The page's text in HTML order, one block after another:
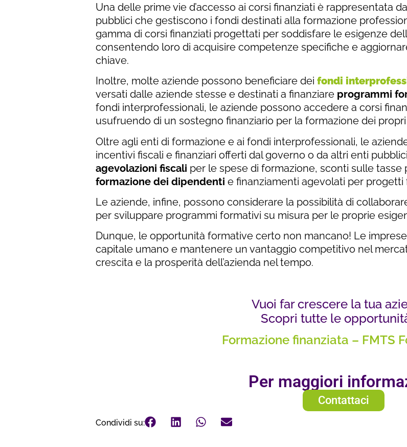
Una delle prime vie d’accesso ai corsi finanziati è rappresentata
pubblici che gestiscono i fondi destinati alla formazione
gamma di corsi finanziati progettati per soddisfare le esigenze
consentendo loro di acquisire competenze specifiche e
chiave.
Inoltre, molte aziende possono beneficiare dei fondi
versati dalle aziende stesse e destinati a finanziare programmi
fondi interprofessionali, le aziende possono accedere a corsi
usufruendo di un sostegno finanziario per la formazione dei
Oltre agli enti di formazione e ai fondi interprofessionali, le
incentivi fiscali e finanziari offerti dal governo o da altri enti
agevolazioni fiscali per le spese di formazione, sconti sulle
formazione dei dipendenti e finanziamenti agevolati per progetti
Le aziende, infine, possono considerare la possibilità di
per sviluppare programmi formativi su misura per le proprie
Dunque, le opportunità formative certo non mancano! Le
capitale umano e mantenere un vantaggio competitivo nel
crescita e la prosperità dell’azienda nel tempo.
Vuoi far crescere la tua
Scopri tutte le
Formazione finanziata – FMTS
Per maggiori
Contattaci
Condividi su: